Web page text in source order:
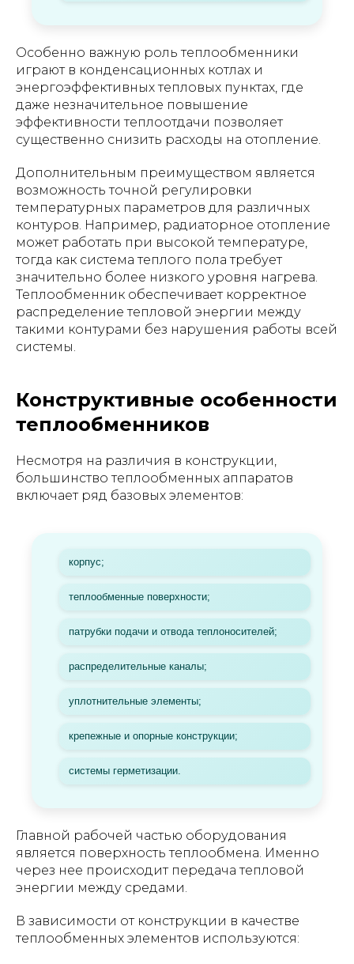
Особенно важную роль теплообменники
играют в конденсационных котлах и
энергоэффективных тепловых пунктах, где
даже незначительное повышение
эффективности теплоотдачи позволяет
существенно снизить расходы на отопление.
Дополнительным преимуществом является
возможность точной регулировки
температурных параметров для различных
контуров. Например, радиаторное отопление
может работать при высокой температуре,
тогда как система теплого пола требует
значительно более низкого уровня нагрева.
Теплообменник обеспечивает корректное
распределение тепловой энергии между
такими контурами без нарушения работы всей
системы.
Конструктивные особенности
теплообменников
Несмотря на различия в конструкции,
большинство теплообменных аппаратов
включает ряд базовых элементов:
корпус;
теплообменные поверхности;
патрубки подачи и отвода теплоносителей;
распределительные каналы;
уплотнительные элементы;
крепежные и опорные конструкции;
системы герметизации.
Главной рабочей частью оборудования
является поверхность теплообмена. Именно
через нее происходит передача тепловой
энергии между средами.
В зависимости от конструкции в качестве
теплообменных элементов используются: